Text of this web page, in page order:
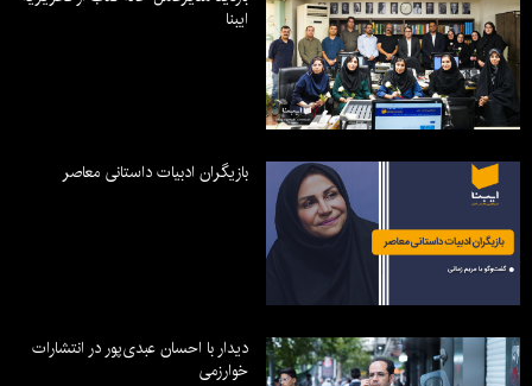
ایبنا
بازیگران ادبیات داستانی معاصر
دیدار با احسان عبدی‌پور در انتشارات
خوارزمی